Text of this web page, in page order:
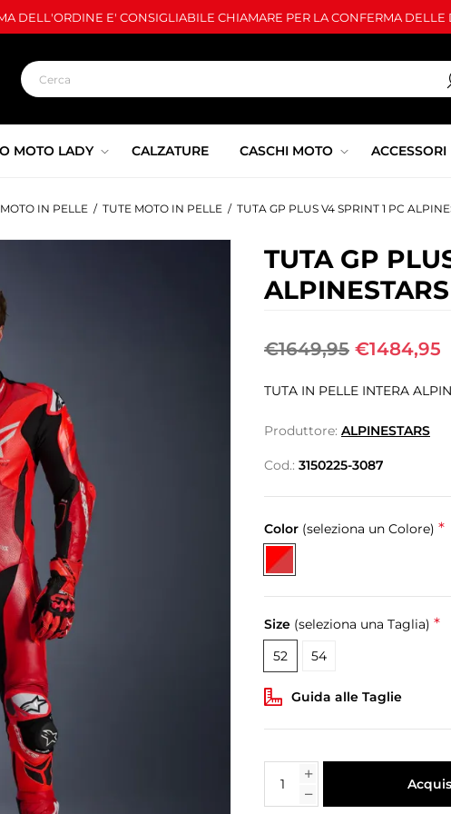
DELL'ORDINE E' CONSIGLIABILE CHIAMARE PER LA CONFERMA
MOTO LADY CALZATURE CASCHI MOTO
IN PELLE / TUTE MOTO IN PELLE / TUTA GP PLUS V4 SPRINT 1 PC
TUTA GP
ALPINESTARS
€1649,95 €1484,95
TUTA IN PELLE INTERA
Produttore: ALPINESTARS
Cod.: 3150225-3087
Color (seleziona un Colore) *
Size (seleziona una Taglia) *
52 54
Guida alle Taglie